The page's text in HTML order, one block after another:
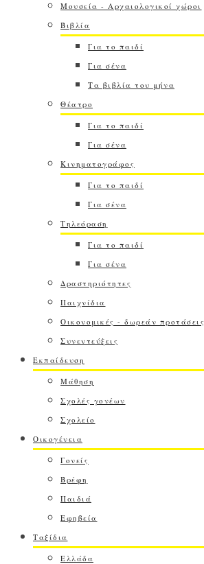
Μουσεία - Αρχαιολογικοί χώροι
Βιβλία
Για το παιδί
Για σένα
Τα βιβλία του μήνα
Θέατρο
Για το παιδί
Για σένα
Κινηματογράφος
Για το παιδί
Για σένα
Τηλεόραση
Για το παιδί
Για σένα
Δραστηριότητες
Παιχνίδια
Οικονομικές - δωρεάν προτάσεις
Συνεντεύξεις
Εκπαίδευση
Μάθηση
Σχολές γονέων
Σχολείο
Οικογένεια
Γονείς
Βρέφη
Παιδιά
Εφηβεία
Ταξίδια
Ελλάδα